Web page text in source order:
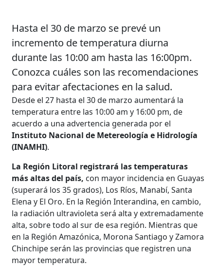
Hasta el 30 de marzo se prevé un
incremento de temperatura diurna
durante las 10:00 am hasta las 16:00pm.
Conozca cuáles son las recomendaciones
para evitar afectaciones en la salud.
Desde el 27 hasta el 30 de marzo aumentará la
temperatura entre las 10:00 am y 16:00 pm, de
acuerdo a una advertencia generada por el
Instituto Nacional de Metereología e Hidrología
(INAMHI).
La Región Litoral registrará las temperaturas
más altas del país, con mayor incidencia en Guayas
(superará los 35 grados), Los Ríos, Manabí, Santa
Elena y El Oro. En la Región Interandina, en cambio,
la radiación ultravioleta será alta y extremadamente
alta, sobre todo al sur de esa región. Mientras que
en la Región Amazónica, Morona Santiago y Zamora
Chinchipe serán las provincias que registren una
mayor temperatura.